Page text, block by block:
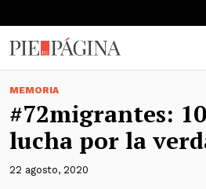
MEMORIA
#72migrantes:
lucha por la
22 agosto, 2020